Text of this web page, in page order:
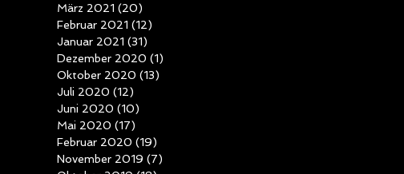
März 2021 (20)
Februar 2021 (12)
Januar 2021 (31)
Dezember 2020 (1)
Oktober 2020 (13)
Juli 2020 (12)
Juni 2020 (10)
Mai 2020 (17)
Februar 2020 (19)
November 2019 (7)